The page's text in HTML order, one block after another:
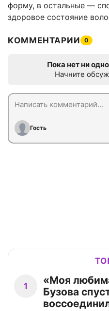
форму, в остальные —
здоровое состояние
КОММЕНТАРИИ 0
Пока нет ни
Начните
Гость
1
«Моя
Бузова